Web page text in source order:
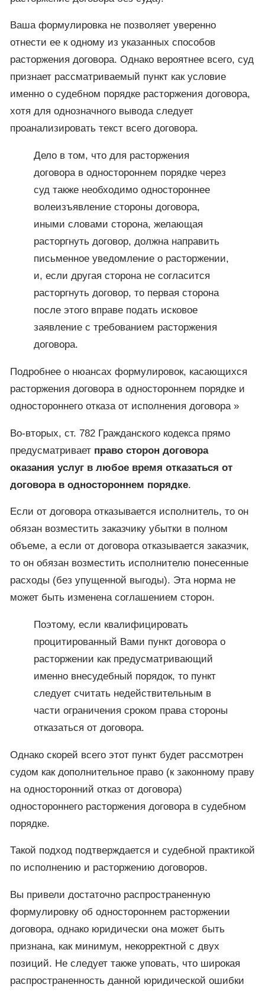
Ваша формулировка не позволяет уверенно
отнести ее к одному из указанных способов
расторжения договора. Однако вероятнее всего, суд
признает рассматриваемый пункт как условие
именно о судебном порядке расторжения договора,
хотя для однозначного вывода следует
проанализировать текст всего договора.
Дело в том, что для расторжения
договора в одностороннем порядке через
суд также необходимо одностороннее
волеизъявление стороны договора,
иными словами сторона, желающая
расторгнуть договор, должна направить
письменное уведомление о расторжении,
и, если другая сторона не согласится
расторгнуть договор, то первая сторона
после этого вправе подать исковое
заявление с требованием расторжения
договора.
Подробнее о нюансах формулировок, касающихся
расторжения договора в одностороннем порядке и
одностороннего отказа от исполнения договора »
Во-вторых, ст. 782 Гражданского кодекса прямо
предусматривает право сторон договора
оказания услуг в любое время отказаться от
договора в одностороннем порядке.
Если от договора отказывается исполнитель, то он
обязан возместить заказчику убытки в полном
объеме, а если от договора отказывается заказчик,
то он обязан возместить исполнителю понесенные
расходы (без упущенной выгоды). Эта норма не
может быть изменена соглашением сторон.
Поэтому, если квалифицировать
процитированный Вами пункт договора о
расторжении как предусматривающий
именно внесудебный порядок, то пункт
следует считать недействительным в
части ограничения сроком права стороны
отказаться от договора.
Однако скорей всего этот пункт будет рассмотрен
судом как дополнительное право (к законному праву
на односторонний отказ от договора)
одностороннего расторжения договора в судебном
порядке.
Такой подход подтверждается и судебной практикой
по исполнению и расторжению договоров.
Вы привели достаточно распространенную
формулировку об одностороннем расторжении
договора, однако юридически она может быть
признана, как минимум, некорректной с двух
позиций. Не следует также уповать, что широкая
распространенность данной юридической ошибки